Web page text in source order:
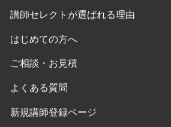
講師セレクトが選ばれる理由
はじめての方へ
ご相談・お見積
よくある質問
新規講師登録ページ